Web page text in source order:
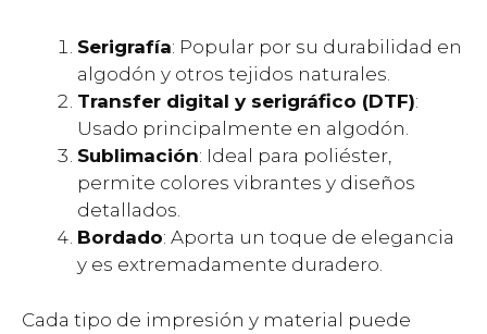
Serigrafía: Popular por su durabilidad en
algodón y otros tejidos naturales.
Transfer digital y serigráfico (DTF):
Usado principalmente en algodón.
Sublimación: Ideal para poliéster,
permite colores vibrantes y diseños
detallados.
Bordado: Aporta un toque de elegancia
y es extremadamente duradero.
Cada tipo de impresión y material puede